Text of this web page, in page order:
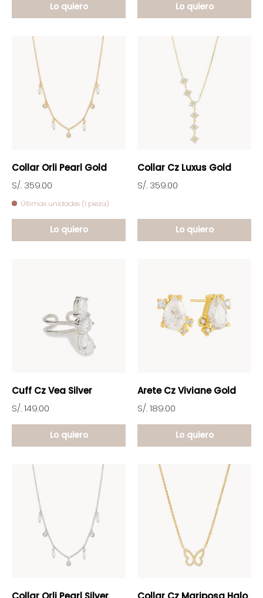
Lo quiero Lo quiero
Collar Orli Pearl Gold
S/. 359.00
Últimas unidades (1 pieza)
Lo quiero
Collar Cz Luxus Gold
S/. 359.00
Lo quiero
Cuff Cz Vea Silver
S/. 149.00
Lo quiero
Arete Cz Viviane Gold
S/. 189.00
Lo quiero